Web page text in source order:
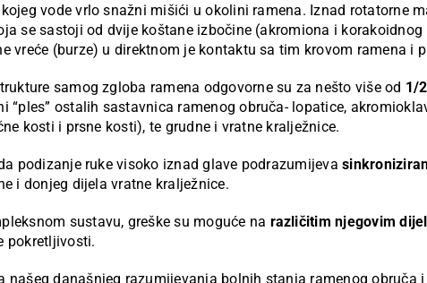
vode vrlo snažni mišići u okolini ramena. Iznad rotatorne
se sastoji od dvije koštane izbočine (akromiona i
vreće (burze) u direktnom je kontaktu sa tim krovom ramena i
samog zgloba ramena odgovorne su za nešto više od 1/
“ples” ostalih sastavnica ramenog obruča- lopatice,
kosti i prsne kosti), te grudne i vratne kralježnice.
podizanje ruke visoko iznad glave podrazumijeva
i donjeg dijela vratne kralježnice.
sustavu, greške su moguće na različitim njegovim
pokretljivosti.
našeg današnjeg razumijevanja bolnih stanja ramenog